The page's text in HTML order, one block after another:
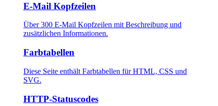
E-Mail Kopfzeilen
Über 300 E-Mail Kopfzeilen mit Beschreibung und
zusätzlichen Informationen.
Farbtabellen
Diese Seite enthält Farbtabellen für HTML, CSS und
SVG.
HTTP-Statuscodes